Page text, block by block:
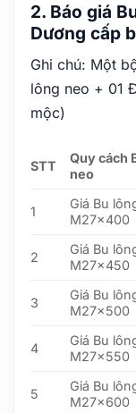
2. Báo giá
Dương cấp
Ghi chú: Một
lông neo + 01
mộc)
STT
Quy cách
neo
1
Giá Bu
M27x400
2
Giá Bu
M27x450
3
Giá Bu
M27x500
4
Giá Bu
M27x550
5
Giá Bu
M27x600